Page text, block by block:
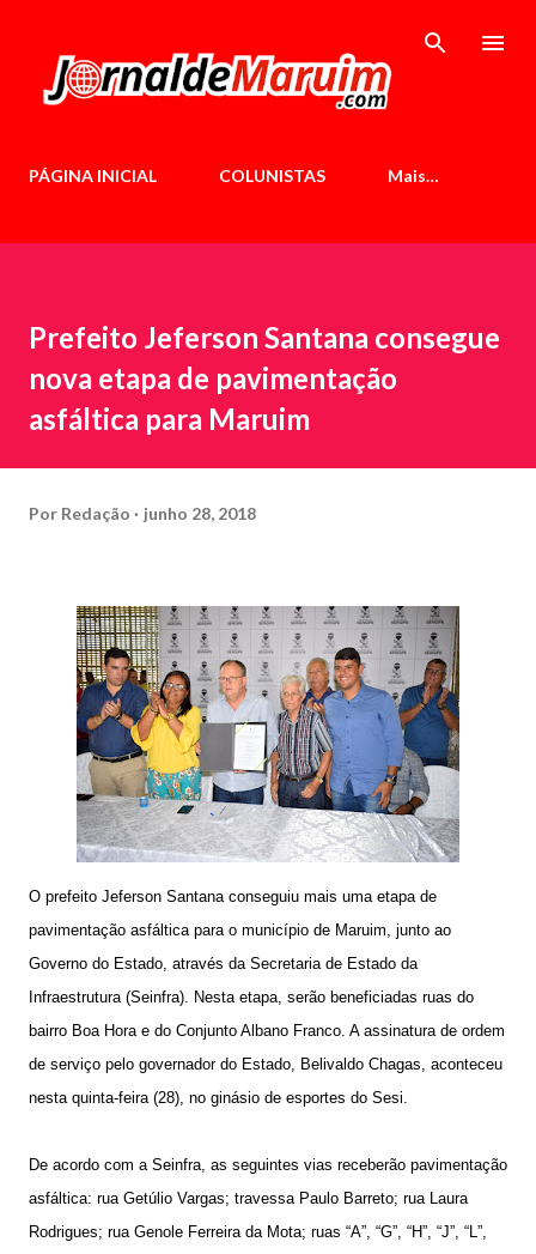
PÁGINA INICIAL COLUNISTAS Mais…
Prefeito Jeferson Santana consegue
nova etapa de pavimentação
asfáltica para Maruim
Por Redação junho 28, 2018
O prefeito Jeferson Santana conseguiu mais uma etapa de
pavimentação asfáltica para o município de Maruim, junto ao
Governo do Estado, através da Secretaria de Estado da
Infraestrutura (Seinfra). Nesta etapa, serão beneficiadas ruas do
bairro Boa Hora e do Conjunto Albano Franco. A assinatura de ordem
de serviço pelo governador do Estado, Belivaldo Chagas, aconteceu
nesta quinta-feira (28), no ginásio de esportes do Sesi.
De acordo com a Seinfra, as seguintes vias receberão pavimentação
asfáltica: rua Getúlio Vargas; travessa Paulo Barreto; rua Laura
Rodrigues; rua Genole Ferreira da Mota; ruas “A”, “G”, “H”, “J”, “L”,